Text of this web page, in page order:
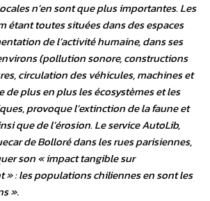
n’en sont que plus importantes. Les
étant toutes situées dans des espaces
de l’activité humaine, dans ses
(pollution sonore, constructions
circulation des véhicules, machines et
de plus en plus les écosystèmes et les
provoque l’extinction de la faune et
que de l’érosion. Le service AutoLib,
de Bolloré dans les rues parisiennes,
son « impact tangible sur
» : les populations chiliennes en sont les
».